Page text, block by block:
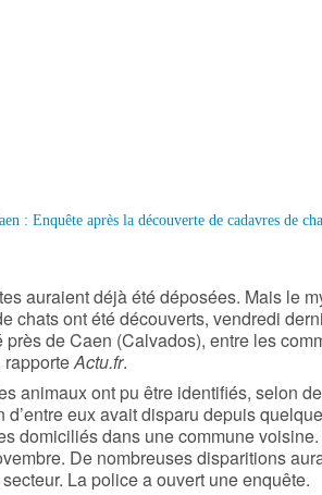
auraient déjà été déposées. Mais le
chatsont été découverts, vendredi
près de Caen (Calvados), entre les
Actu.fr.
animaux ont pu être identifiés, selon
d’entre eux avait disparu depuis
domiciliés dans une commune
De nombreuses disparitions
La police a ouvert une enquête.